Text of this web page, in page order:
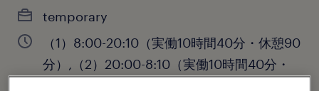
temporary
（1）8:00-20:10（実働10時間40分・休憩90
分）,（2）20:00-8:10（実働10時間40分・